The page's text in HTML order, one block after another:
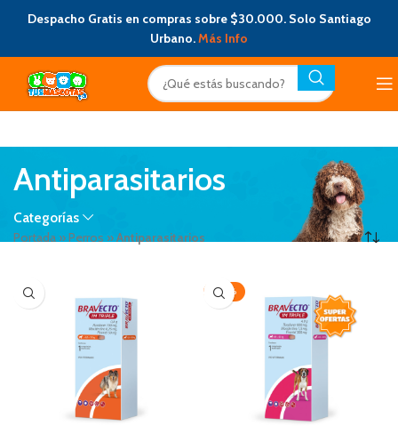
Despacho Gratis en compras sobre $30.000. Solo Santiago
Urbano.Más Info
Antiparasitarios
Categorías
Portada »Perros »Antiparasitarios
-20%